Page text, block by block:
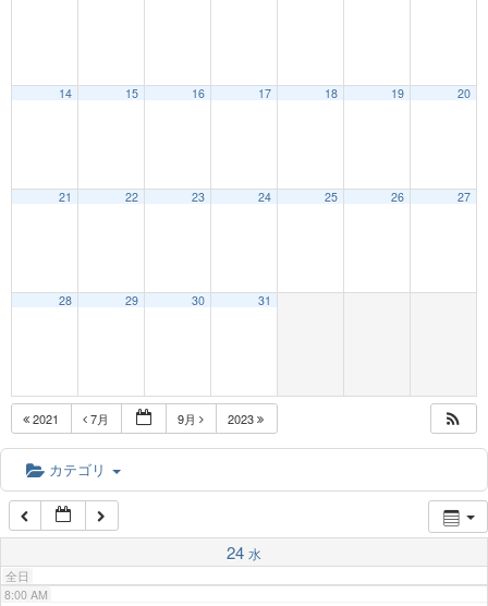
14 15 16 17 18 19 20
21 22 23 24 25 26 27
28 29 30 31
2021 7月 9月 2023
カテゴリ
24 水
全日
5:00 AM
6:00 AM
7:00 AM
8:00 AM